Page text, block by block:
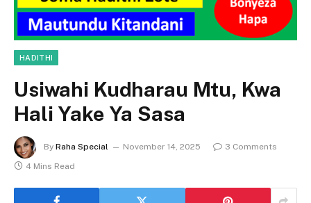
HADITHI
Usiwahi Kudharau Mtu, Kwa
Hali Yake Ya Sasa
By Raha Special November 14, 2025
3 Comments
4 Mins Read